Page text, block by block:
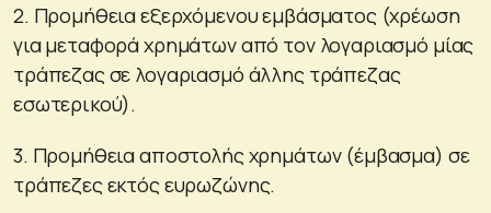
2. Προμήθεια εξερχόμενου εμβάσματος (χρέωση
για μεταφορά χρημάτων από τον λογαριασμό μίας
τράπεζας σε λογαριασμό άλλης τράπεζας
εσωτερικού).
3. Προμήθεια αποστολής χρημάτων (έμβασμα) σε
τράπεζες εκτός ευρωζώνης.